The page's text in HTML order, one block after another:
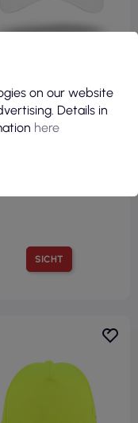
SICHT
1,61 €
( 1,98 € Brutto )
on our website
Details in
here